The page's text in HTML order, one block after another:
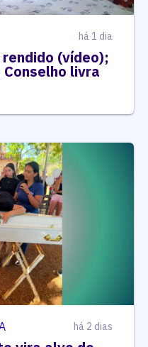
há 1 dia
(vídeo);
livra
há 2 dias